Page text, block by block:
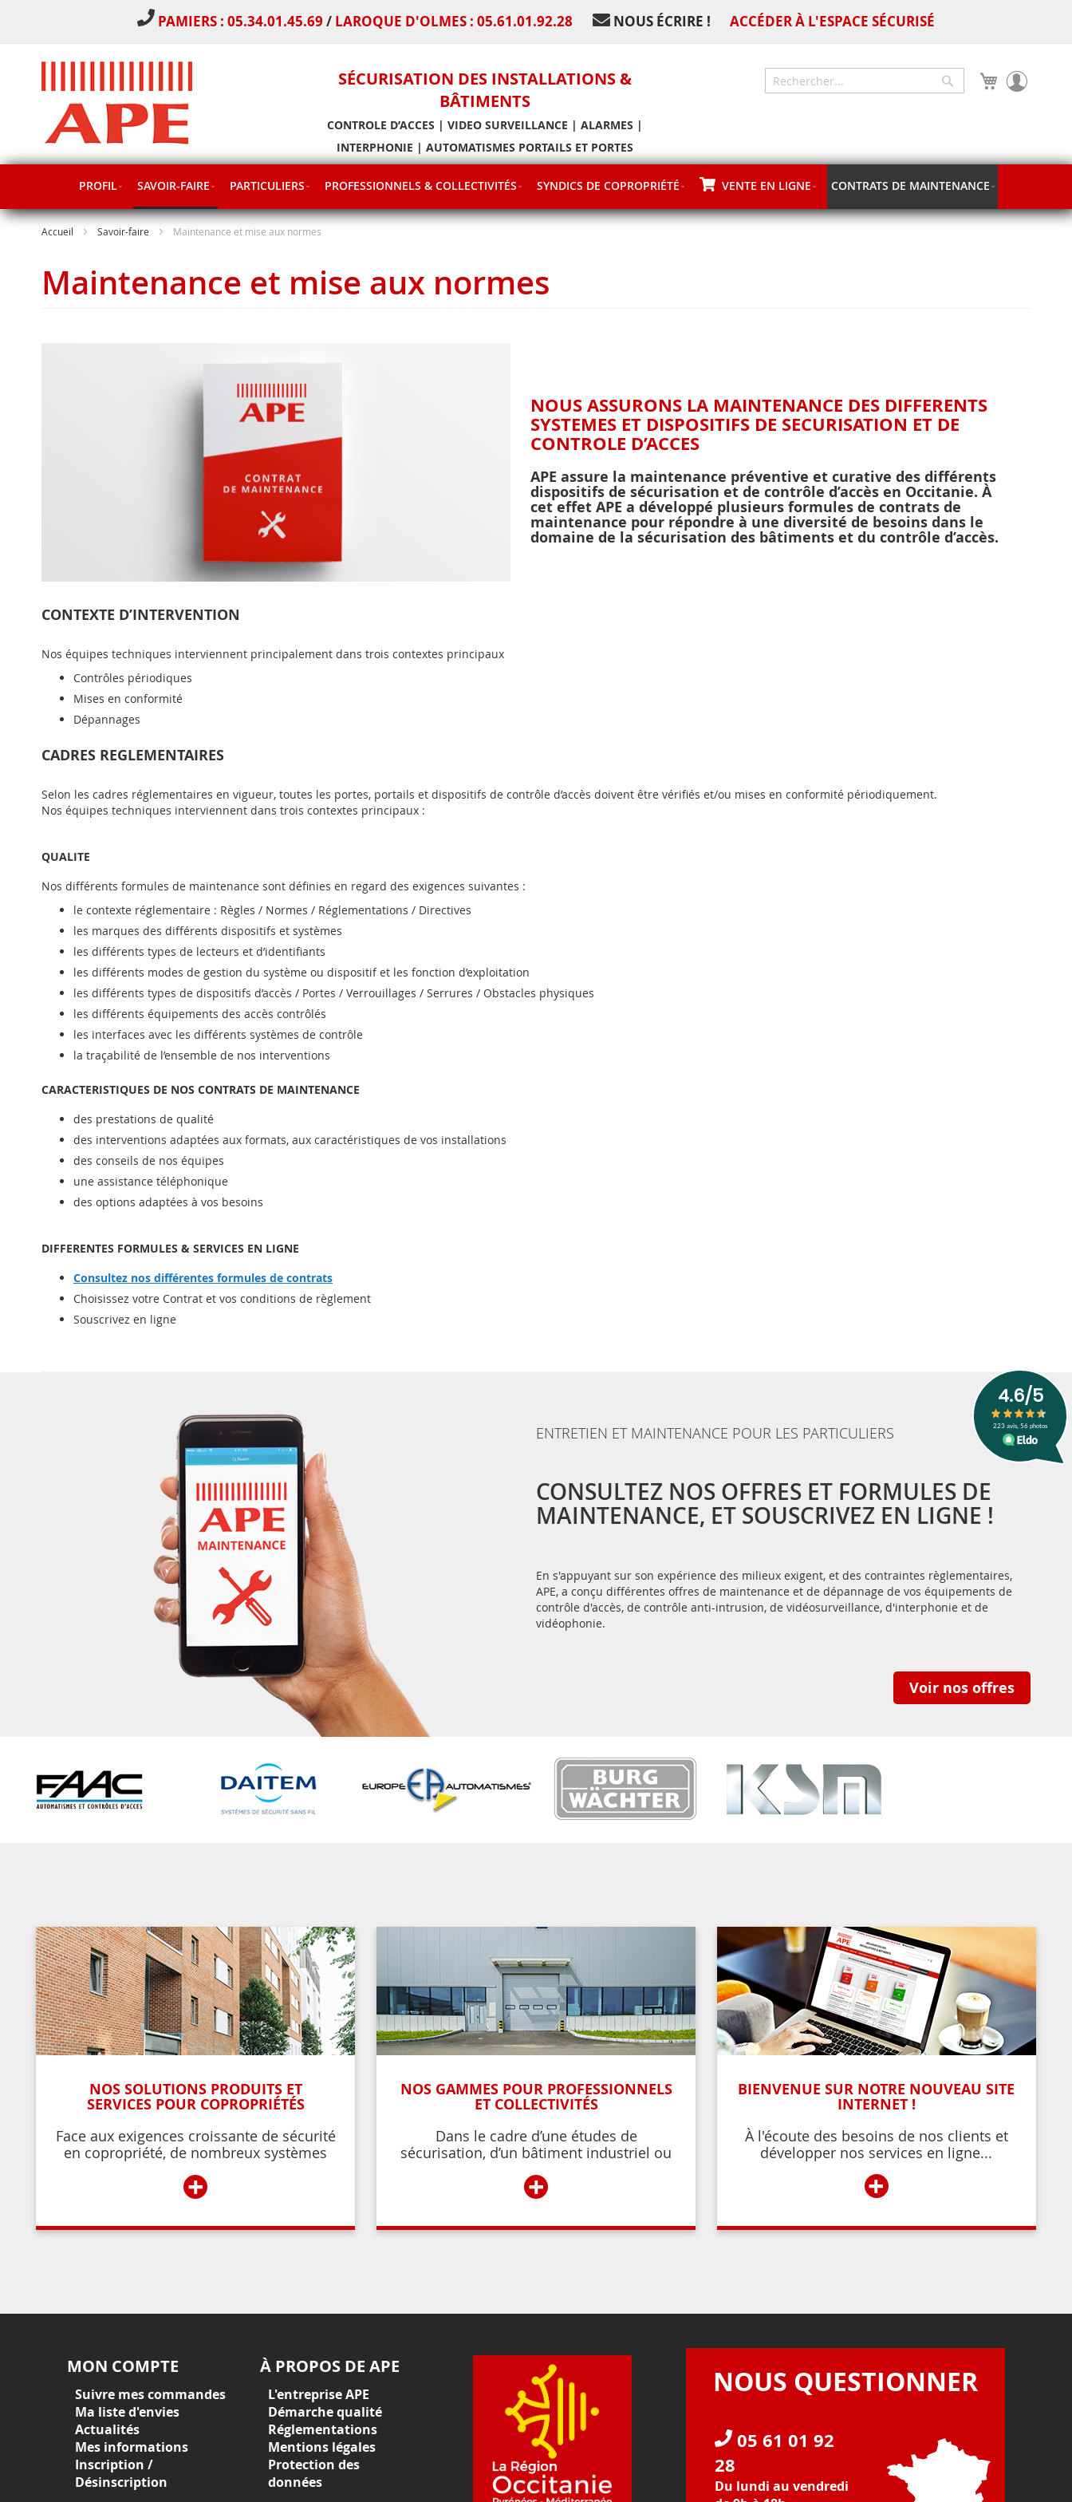
PAMIERS : 05.34.01.45.69/ LAROQUE D'OLMES : 05.61.01.92.28 NOUS ÉCRIRE ! ACCÉDER À L'ESPACE SÉCURISÉ
SÉCURISATION DES INSTALLATIONS &
BÂTIMENTS
CONTROLE D’ACCES | VIDEO SURVEILLANCE | ALARMES |
INTERPHONIE | AUTOMATISMES PORTAILS ET PORTES
Mon panier
Chercher
PROFIL SAVOIR-FAIRE PARTICULIERS PROFESSIONNELS & COLLECTIVITÉS SYNDICS DE COPROPRIÉTÉ VENTE EN LIGNE CONTRATS DE MAINTENANCE
Accueil Savoir-faire Maintenance et mise aux normes
Maintenance et mise aux normes
NOUS ASSURONS LA MAINTENANCE DES DIFFERENTS
SYSTEMES ET DISPOSITIFS DE SECURISATION ET DE
CONTROLE D’ACCES
APE assure la maintenance préventive et curative des différents
dispositifs de sécurisation et de contrôle d’accès en Occitanie. À
cet effet APE a développé plusieurs formules de contrats de
maintenance pour répondre à une diversité de besoins dans le
domaine de la sécurisation des bâtiments et du contrôle d’accès.
CONTEXTE D’INTERVENTION
Nos équipes techniques interviennent principalement dans trois contextes principaux
Contrôles périodiques
Mises en conformité
Dépannages
CADRES REGLEMENTAIRES
Selon les cadres réglementaires en vigueur, toutes les portes, portails et dispositifs de contrôle d’accès doivent être vérifiés et/ou mises en conformité périodiquement.
Nos équipes techniques interviennent dans trois contextes principaux :
QUALITE
Nos différents formules de maintenance sont définies en regard des exigences suivantes :
le contexte réglementaire : Règles / Normes / Réglementations / Directives
les marques des différents dispositifs et systèmes
les différents types de lecteurs et d’identifiants
les différents modes de gestion du système ou dispositif et les fonction d’exploitation
les différents types de dispositifs d’accès / Portes / Verrouillages / Serrures / Obstacles physiques
les différents équipements des accès contrôlés
les interfaces avec les différents systèmes de contrôle
la traçabilité de l’ensemble de nos interventions
CARACTERISTIQUES DE NOS CONTRATS DE MAINTENANCE
des prestations de qualité
des interventions adaptées aux formats, aux caractéristiques de vos installations
des conseils de nos équipes
une assistance téléphonique
des options adaptées à vos besoins
DIFFERENTES FORMULES & SERVICES EN LIGNE
Consultez nos différentes formules de contrats
Choisissez votre Contrat et vos conditions de règlement
Souscrivez en ligne
ENTRETIEN ET MAINTENANCE POUR LES PARTICULIERS
CONSULTEZ NOS OFFRES ET FORMULES DE
MAINTENANCE, ET SOUSCRIVEZ EN LIGNE !
En s'appuyant sur son expérience des milieux exigent, et des contraintes règlementaires,
APE, a conçu différentes offres de maintenance et de dépannage de vos équipements de
contrôle d'accès, de contrôle anti-intrusion, de vidéosurveillance, d'interphonie et de
vidéophonie.
Voir nos offres
NOS SOLUTIONS PRODUITS ET
SERVICES POUR COPROPRIÉTÉS
Face aux exigences croissante de sécurité
en copropriété, de nombreux systèmes
l’accès à l’immeuble aux résidents ou aux
personnes autorisées par ces derniers.
+
NOS GAMMES POUR PROFESSIONNELS
ET COLLECTIVITÉS
Dans le cadre d’une études de
sécurisation, d’un bâtiment industriel ou
du public,
+
BIENVENUE SUR NOTRE NOUVEAU SITE
INTERNET !
À l'écoute des besoins de nos clients et
développer nos services en ligne...
+
MON COMPTE
Suivre mes commandes
Ma liste d'envies
Actualités
Mes informations
Inscription /
Désinscription
À PROPOS DE APE
L'entreprise APE
Démarche qualité
Réglementations
Mentions légales
Protection des
données
NOUS QUESTIONNER
05 61 01 92
28
Du lundi au vendredi